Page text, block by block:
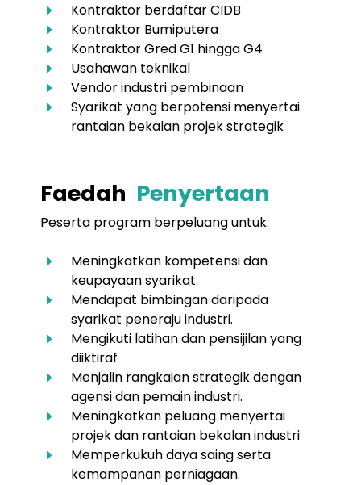
Kontraktor berdaftar CIDB
Kontraktor Bumiputera
Kontraktor Gred G1 hingga G4
Usahawan teknikal
Vendor industri pembinaan
Syarikat yang berpotensi menyertai
rantaian bekalan projek strategik
Faedah Penyertaan
Peserta program berpeluang untuk:
Meningkatkan kompetensi dan
keupayaan syarikat
Mendapat bimbingan daripada
syarikat peneraju industri.
Mengikuti latihan dan pensijilan yang
diiktiraf
Menjalin rangkaian strategik dengan
agensi dan pemain industri.
Meningkatkan peluang menyertai
projek dan rantaian bekalan industri
Memperkukuh daya saing serta
kemampanan perniagaan.